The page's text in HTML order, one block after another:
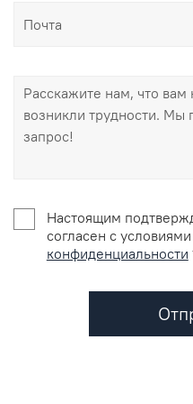
Настоящим
согласен с условиями
конфиденциальности